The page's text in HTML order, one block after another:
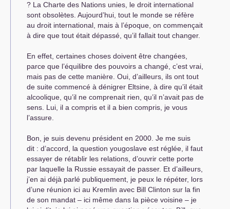
? La Charte des Nations unies, le droit international
sont obsolètes. Aujourd’hui, tout le monde se réfère
au droit international, mais à l’époque, on commençait
à dire que tout était dépassé, qu’il fallait tout changer.
En effet, certaines choses doivent être changées,
parce que l’équilibre des pouvoirs a changé, c’est vrai,
mais pas de cette manière. Oui, d’ailleurs, ils ont tout
de suite commencé à dénigrer Eltsine, à dire qu’il était
alcoolique, qu’il ne comprenait rien, qu’il n’avait pas de
sens. Lui, il a compris et il a bien compris, je vous
l’assure.
Bon, je suis devenu président en 2000. Je me suis
dit : d’accord, la question yougoslave est réglée, il faut
essayer de rétablir les relations, d’ouvrir cette porte
par laquelle la Russie essayait de passer. Et d’ailleurs,
j’en ai déjà parlé publiquement, je peux le répéter, lors
d’une réunion ici au Kremlin avec Bill Clinton sur la fin
de son mandat – ici même dans la pièce voisine – je